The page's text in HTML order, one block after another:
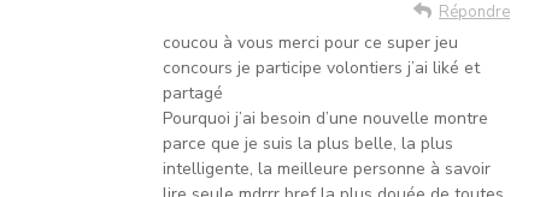
Répondre
coucou à vous merci pour ce super jeu
concours je participe volontiers j’ai liké et
partagé
Pourquoi j’ai besoin d’une nouvelle montre
parce que je suis la plus belle, la plus
intelligente, la meilleure personne à savoir